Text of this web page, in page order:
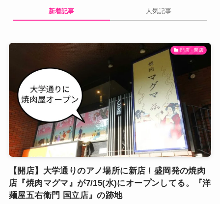
新着記事 人気記事
開店・閉店
【開店】大学通りのアノ場所に新店！盛岡発の焼肉
店『焼肉マグマ』が7/15(水)にオープンしてる。『洋
麺屋五右衛門 国立店』の跡地